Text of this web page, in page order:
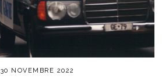
30 NOVEMBRE 2022